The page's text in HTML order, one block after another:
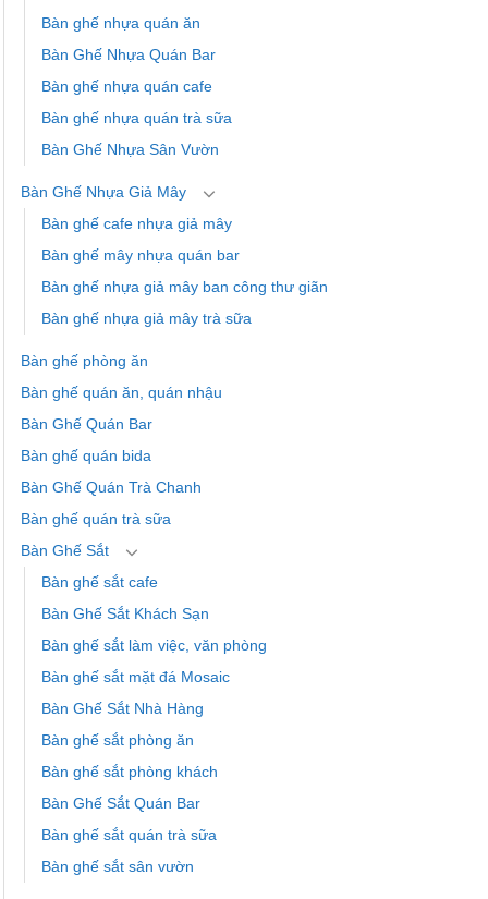
Bàn ghế nhựa quán ăn
Bàn Ghế Nhựa Quán Bar
Bàn ghế nhựa quán cafe
Bàn ghế nhựa quán trà sữa
Bàn Ghế Nhựa Sân Vườn
Bàn Ghế Nhựa Giả Mây
Bàn ghế cafe nhựa giả mây
Bàn ghế mây nhựa quán bar
Bàn ghế nhựa giả mây ban công thư giãn
Bàn ghế nhựa giả mây trà sữa
Bàn ghế phòng ăn
Bàn ghế quán ăn, quán nhậu
Bàn Ghế Quán Bar
Bàn ghế quán bida
Bàn Ghế Quán Trà Chanh
Bàn ghế quán trà sữa
Bàn Ghế Sắt
Bàn ghế sắt cafe
Bàn Ghế Sắt Khách Sạn
Bàn ghế sắt làm việc, văn phòng
Bàn ghế sắt mặt đá Mosaic
Bàn Ghế Sắt Nhà Hàng
Bàn ghế sắt phòng ăn
Bàn ghế sắt phòng khách
Bàn Ghế Sắt Quán Bar
Bàn ghế sắt quán trà sữa
Bàn ghế sắt sân vườn